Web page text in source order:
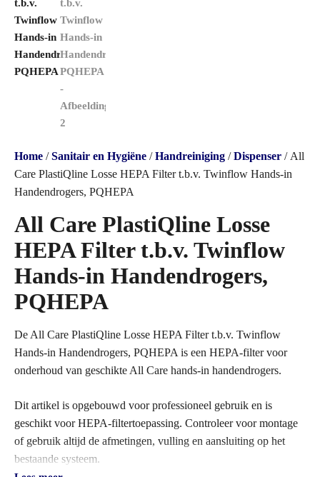
Home /Sanitair en Hygiëne /Handreiniging /Dispenser / All
Care PlastiQline Losse HEPA Filter t.b.v. Twinflow Hands-in
Handendrogers, PQHEPA
All Care PlastiQline Losse
HEPA Filter t.b.v. Twinflow
Hands-in Handendrogers,
PQHEPA
De All Care PlastiQline Losse HEPA Filter t.b.v. Twinflow
Hands-in Handendrogers, PQHEPA is een HEPA-filter voor
onderhoud van geschikte All Care hands-in handendrogers.
Dit artikel is opgebouwd voor professioneel gebruik en is
geschikt voor HEPA-filtertoepassing. Controleer voor montage
of gebruik altijd de afmetingen, vulling en aansluiting op het
bestaande systeem.